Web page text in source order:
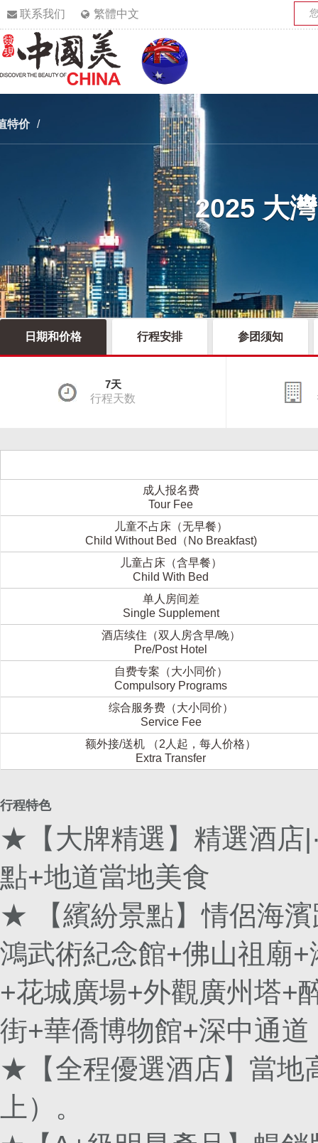
联系我们 繁體中文
特价 /
2025 大
日期和价格 行程安排 参团须知
7天
行程天数
成人报名费
Tour Fee
儿童不占床（无早餐）
Child Without Bed（No Breakfast)
儿童占床（含早餐）
Child With Bed
单人房间差
Single Supplement
酒店续住（双人房含早/晚）
Pre/Post Hotel
自费专案（大小同价）
Compulsory Programs
综合服务费（大小同价）
Service Fee
额外接/送机 （2人起，每人价格）
Extra Transfer
行程特色
★【大牌精選】精選酒店
點+地道當地美食
★ 【繽紛景點】情侶海
鴻武術紀念館+佛山祖廟
+花城廣場+外觀廣州塔+
街+華僑博物館+深中通道
★【全程優選酒店】當地
上）。